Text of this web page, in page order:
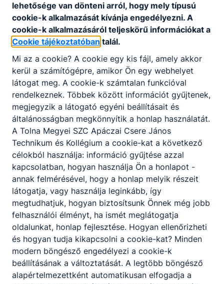
Feltöltés alatt.
Partnereink
lehetősége van dönteni arról, hogy mely típusú
cookie-k alkalmazását kívánja engedélyezni. A
cookie-k alkalmazásáról teljeskörű információkat a
Cookie tájékoztatóban talál.
Mi az a cookie? A cookie egy kis fájl, amely akkor
kerül a számítógépre, amikor Ön egy webhelyet
látogat meg. A cookie-k számtalan funkcióval
rendelkeznek. Többek között információt gyűjtenek,
megjegyzik a látogató egyéni beállításait és
általánosságban megkönnyítik a honlap használatát.
A Tolna Megyei SZC Apáczai Csere János
Technikum és Kollégium a cookie-kat a következő
célokból használja: információ gyűjtése azzal
kapcsolatban, hogyan használja Ön a honlapot -
annak felmérésével, hogy a honlap melyik részeit
látogatja, vagy használja leginkább, így
megtudhatjuk, hogyan biztosítsunk Önnek még jobb
felhasználói élményt, ha ismét meglátogatja
oldalunkat, honlap fejlesztése. Hogyan ellenőrizheti
és hogyan tudja kikapcsolni a cookie-kat? Minden
modern böngésző engedélyezi a cookie-k
beállításának a változtatását. A legtöbb böngésző
alapértelmezettként automatikusan elfogadja a